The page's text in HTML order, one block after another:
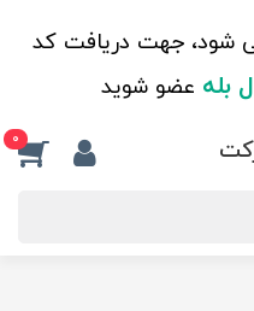
شود، جهت دریافت کد
بله عضو شوید
0